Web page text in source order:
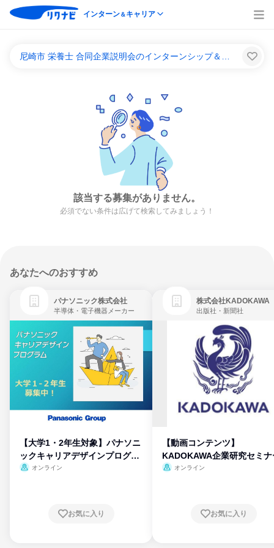
インターン＆キャリア
該当する募集がありません。
必須でない条件は広げて検索してみましょう！
あなたへのおすすめ
パナソニック株式会社
半導体・電子機器メーカー
【大学1・2年生対象】パナソニ
ックキャリアデザインプログラ
ム
オンライン
お気に入り
株式会社KADOKAWA
出版社・新聞社
【動画コンテンツ】
KADOKAWA企業研究セミナ
オンライン
お気に入り